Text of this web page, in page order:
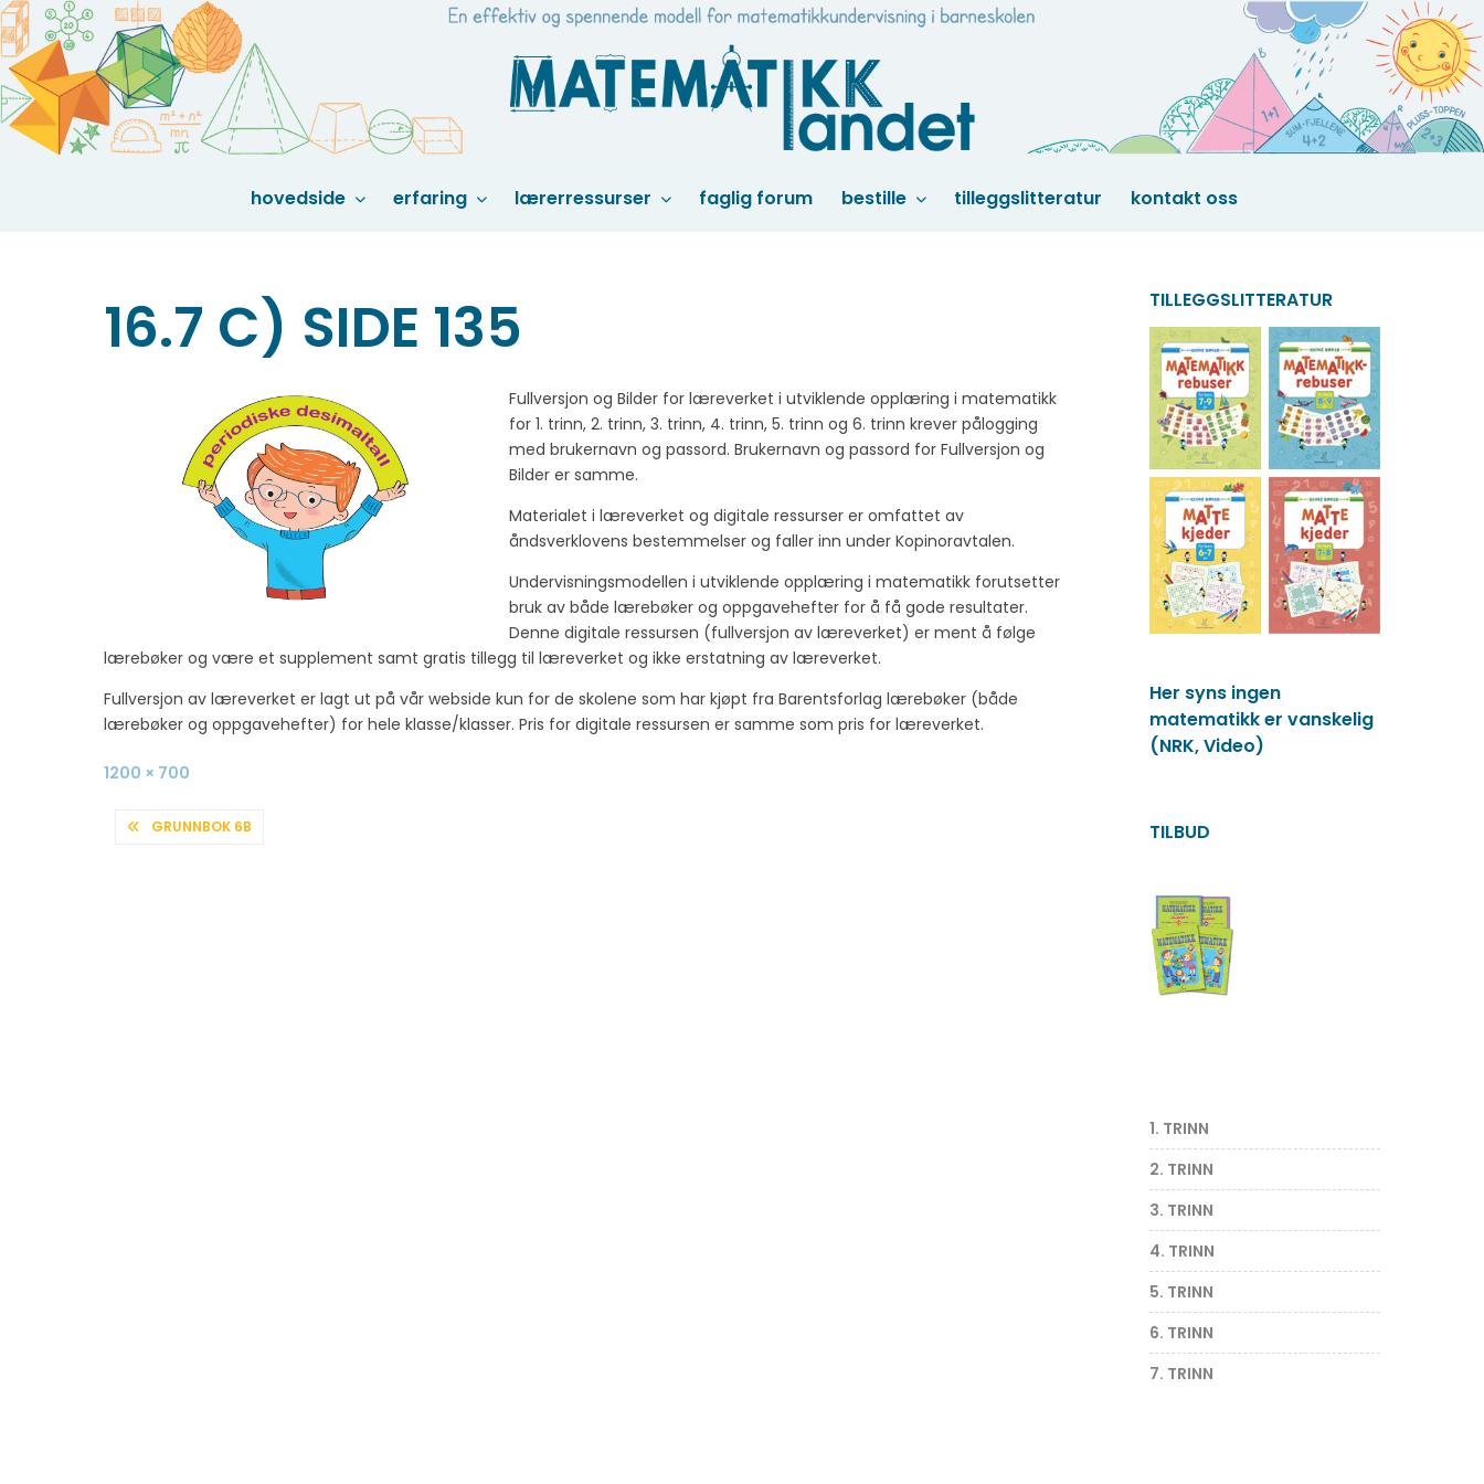
Skip
to
content
hovedside erfaring lærerressurser faglig forum bestille tilleggslitteratur kontakt oss
16.7 C) SIDE 135
Fullversjon og Bilder for læreverket i utviklende opplæring i matematikk
for 1. trinn, 2. trinn, 3. trinn, 4. trinn, 5. trinn og 6. trinn krever pålogging
med brukernavn og passord. Brukernavn og passord for Fullversjon og
Bilder er samme.
Materialet i læreverket og digitale ressurser er omfattet av
åndsverklovens bestemmelser og faller inn under Kopinoravtalen.
Undervisningsmodellen i utviklende opplæring i matematikk forutsetter
bruk av både lærebøker og oppgavehefter for å få gode resultater.
Denne digitale ressursen (fullversjon av læreverket) er ment å følge
lærebøker og være et supplement samt gratis tillegg til læreverket og ikke erstatning av læreverket.
Fullversjon av læreverket er lagt ut på vår webside kun for de skolene som har kjøpt fra Barentsforlag lærebøker (både
lærebøker og oppgavehefter) for hele klasse/klasser. Pris for digitale ressursen er samme som pris for læreverket.
Full
1200 × 700
INNLEGGSNAVIGASJON
GRUNNBOK 6B
TILLEGGSLITTERATUR
Her syns ingen
matematikk er vanskelig
(NRK, Video)
TILBUD
1. TRINN
2. TRINN
3. TRINN
4. TRINN
5. TRINN
6. TRINN
7. TRINN